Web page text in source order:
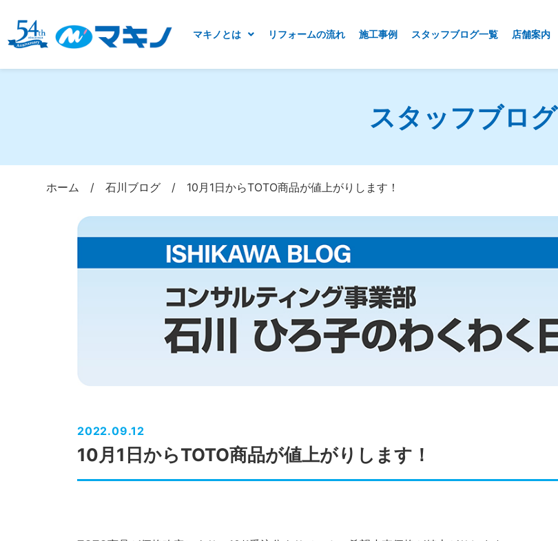
マキノとは リフォームの流れ 施工事例 スタッフブログ一覧 店舗案内
スタッフブログ
ホーム /石川ブログ / 10月1日からTOTO商品が値上がりします！
2022.09.12
10月1日からTOTO商品が値上がりします！